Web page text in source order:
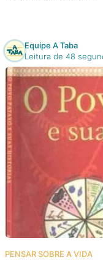
Equipe A Taba
Leitura de 48
PENSAR SOBRE A VIDA